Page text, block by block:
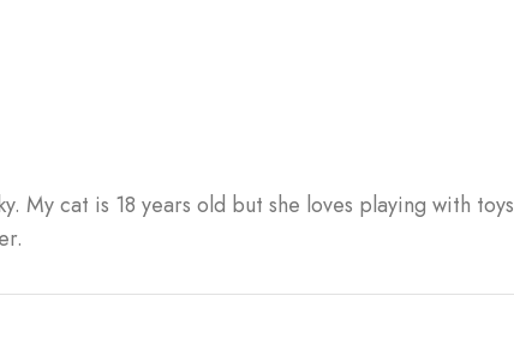
My cat is 18 years old but she loves playing with